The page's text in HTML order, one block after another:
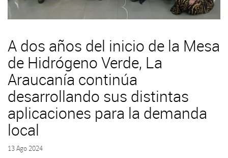
A dos años del inicio de la Mesa
de Hidrógeno Verde, La
Araucanía continúa
desarrollando sus distintas
aplicaciones para la demanda
local
13 Ago 2024